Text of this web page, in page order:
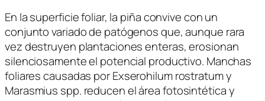
En la superficie foliar, la piña convive con un
conjunto variado de patógenos que, aunque rara
vez destruyen plantaciones enteras, erosionan
silenciosamente el potencial productivo. Manchas
foliares causadas porExserohilum rostratumy
Marasmius spp. reducen el área fotosintética y